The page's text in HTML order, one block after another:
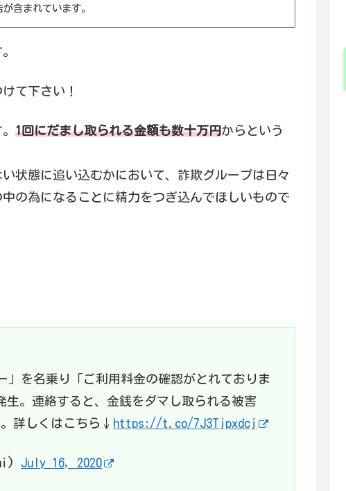
含まれています。
て下さい！
1回にだまし取られる金額も数十万円からという
状態に追い込むかにおいて、詐欺グループは日々
の為になることに精力をつぎ込んでほしいもので
」を名乗り「ご利用料金の確認がとれておりま
生。連絡すると、金銭をダマし取られる被害
詳しくはこちら↓ https://t.co/7J3Tjpxdcj
July 16, 2020